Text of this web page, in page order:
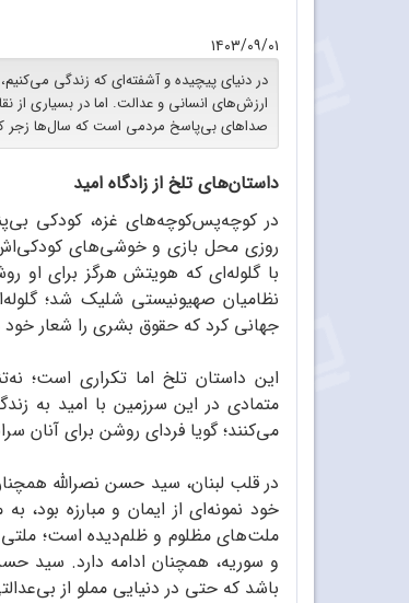
۱۴۰۳/۰۹/۰۱
ارزش‌های انسانی و عدالت. اما در بسیاری از
صداهای بی‌پاسخ مردمی است که سال‌ها زجر
داستان‌های تلخ از زادگاه امید
در کوچه‌پس‌کوچه‌های غزه، کودکی
روزی محل بازی و خوشی‌های
با گلوله‌ای که هویتش هرگز برای او
نظامیان صهیونیستی شلیک شد؛
جهانی کرد که حقوق بشری را شعار خود
این داستان تلخ اما تکراری است؛
متمادی در این سرزمین با امید به
می‌کنند؛ گویا فردای روشن برای آنان
در قلب لبنان، سید حسن نصرالله
خود نمونه‌ای از ایمان و مبارزه بود،
ملت‌های مظلوم و ظلم‌دیده است؛ ملتی
و سوریه، همچنان ادامه دارد. سید
باشد که حتی در دنیایی مملو از